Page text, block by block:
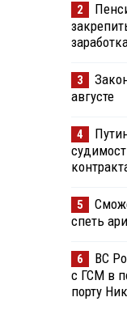
2
3
августе
4
5
спеть
6
ВС
с ГСМ в
порту